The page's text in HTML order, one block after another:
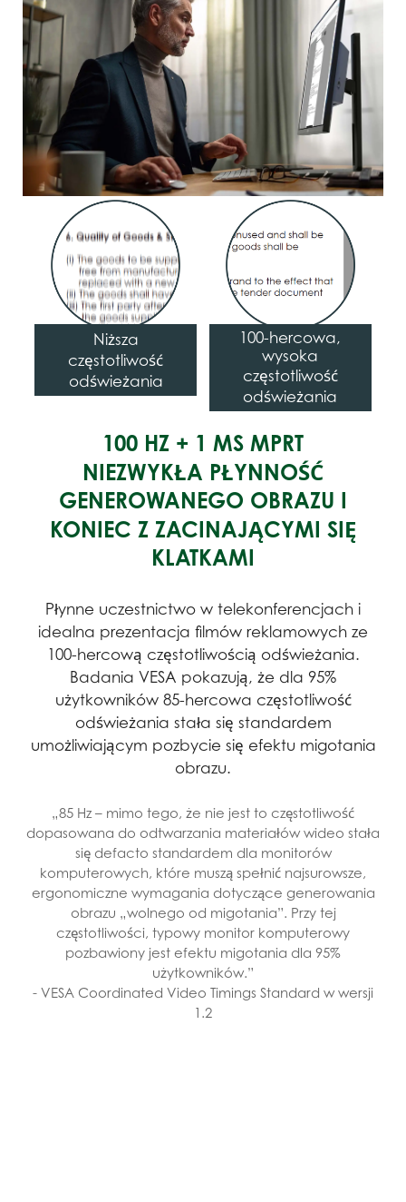
Niższa
częstotliwość
odświeżania
100-hercowa,
wysoka
częstotliwość
odświeżania
100 HZ + 1 MS MPRT
NIEZWYKŁA PŁYNNOŚĆ
GENEROWANEGO OBRAZU I
KONIEC Z ZACINAJĄCYMI SIĘ
KLATKAMI
Płynne uczestnictwo w telekonferencjach i
idealna prezentacja filmów reklamowych ze
100-hercową częstotliwością odświeżania.
Badania VESA pokazują, że dla 95%
użytkowników 85-hercowa częstotliwość
odświeżania stała się standardem
umożliwiającym pozbycie się efektu migotania
obrazu.
„85 Hz – mimo tego, że nie jest to częstotliwość
dopasowana do odtwarzania materiałów wideo stała
się defacto standardem dla monitorów
komputerowych, które muszą spełnić najsurowsze,
ergonomiczne wymagania dotyczące generowania
obrazu „wolnego od migotania”. Przy tej
częstotliwości, typowy monitor komputerowy
pozbawiony jest efektu migotania dla 95%
użytkowników.”
- VESA Coordinated Video Timings Standard w wersji
1.2